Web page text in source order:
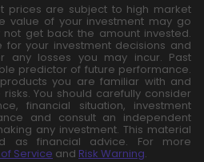
prices are subject to high market
value of your investment may go
get back the amount invested.
for your investment decisions and
any losses you may incur. Past
predictor of future performance.
you are familiar with and
You should carefully consider
financial situation, investment
and consult an independent
any investment. This material
as financial advice. For more
Service and Risk Warning.